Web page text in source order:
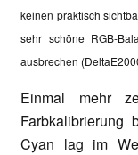
keinen praktisch
sehr schöne RGB-
ausbrechen (
Einmal mehr
Farbkalibrierung
Cyan lag im